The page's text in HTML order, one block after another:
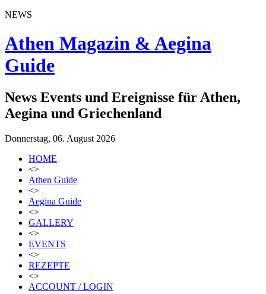
NEWS
Athen Magazin & Aegina
Guide
News Events und Ereignisse für Athen,
Aegina und Griechenland
Donnerstag, 06. August 2026
HOME
<>
Athen Guide
<>
Aegina Guide
<>
GALLERY
<>
EVENTS
<>
REZEPTE
<>
ACCOUNT / LOGIN